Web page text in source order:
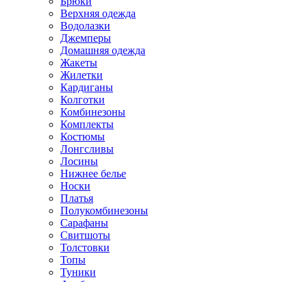
Верхняя одежда
Водолазки
Джемперы
Домашняя одежда
Жакеты
Жилетки
Кардиганы
Колготки
Комбинезоны
Комплекты
Костюмы
Лонгсливы
Лосины
Нижнее белье
Носки
Платья
Полукомбинезоны
Сарафаны
Свитшоты
Толстовки
Топы
Туники